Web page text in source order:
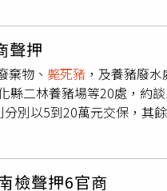
局未定期稽查，才衍生種
並進行園區整體改善，避
高死亡率之疾病，亞洲地
射、環境風險監控及產業
估階段。第三階段：2024
監測機制（階段性停打豬
查等）後，均未發現或檢
式推動2023年停止施打豬
專家評估風險後，於同年7
發現豬瘟野外病毒株活動
聲押
棄物、 斃死豬 ，及養豬廢
縣二林養豬場等20處，約
別以5到20萬元交保，其
有廢棄物流向不明，經
非法回填、堆置廢棄物情
環、警等單位搜索，並在
檢聲押6官商